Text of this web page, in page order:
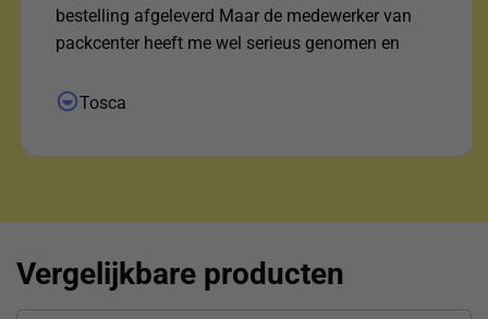
bestelling afgeleverd Maar de medewerker van
packcenter heeft me wel serieus genomen en
dank !"
Tosca
Vergelijkbare producten